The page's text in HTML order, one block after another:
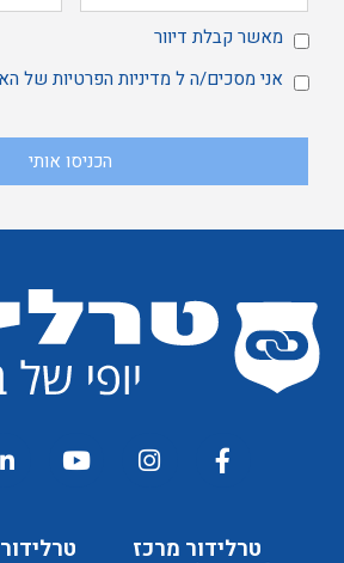
דיוור
מאשר קבלת דיוור
אני
ל
אני מסכים/ה ל מדיניות הפרטיות של
הכניסו אותי
טרלידור מרכז